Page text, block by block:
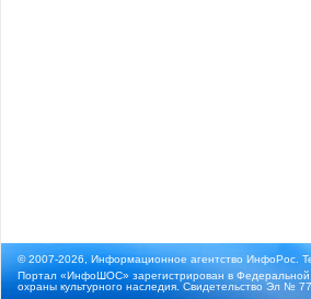
© 2007-2026, Информационное агентство ИнфоРос.
Портал «ИнфоШОС» зарегистрирован в Федеральной
охраны культурного наследия. Свидетельство Эл №